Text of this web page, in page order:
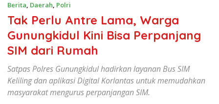
Berita, Daerah, Polri
Tak Perlu Antre Lama, Warga
Gunungkidul Kini Bisa Perpanjang
SIM dari Rumah
Satpas Polres Gunungkidul hadirkan layanan Bus SIM
Keliling dan aplikasi Digital Korlantas untuk memudahkan
masyarakat mengurus perpanjangan SIM.